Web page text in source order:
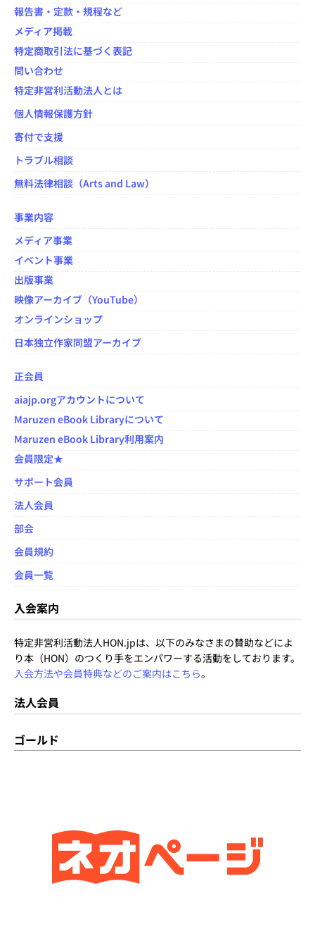
報告書・定款・規程など
メディア掲載
特定商取引法に基づく表記
問い合わせ
特定非営利活動法人とは
個人情報保護方針
寄付で支援
トラブル相談
無料法律相談（Arts and Law）
事業内容
メディア事業
イベント事業
出版事業
映像アーカイブ（YouTube）
オンラインショップ
日本独立作家同盟アーカイブ
正会員
aiajp.orgアカウントについて
Maruzen eBook Libraryについて
Maruzen eBook Library利用案内
会員限定★
サポート会員
法人会員
部会
会員規約
会員一覧
入会案内
特定非営利活動法人HON.jpは、以下のみなさまの賛助などによ
り本（HON）のつくり手をエンパワーする活動をしております。
入会方法や会員特典などのご案内はこちら。
法人会員
ゴールド